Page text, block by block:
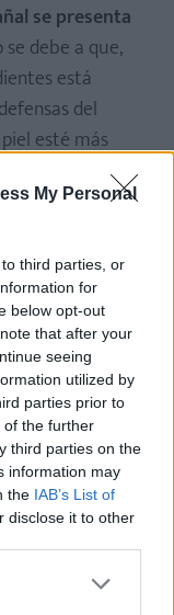
My Personal
third parties, or
for
below opt-out
that after your
seeing
utilized by
parties prior to
of the further
third parties on the
information may
the IAB’s List of
disclose it to other
se presenta
se debe a que,
está
del
esté más
mucha
De este
en
después de
producto